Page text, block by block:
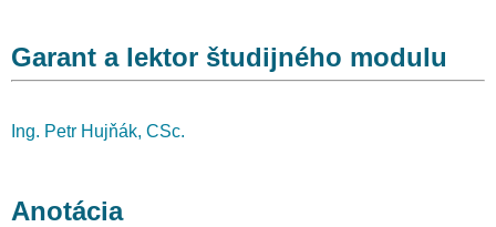
Garant a lektor študijného modulu
Ing. Petr Hujňák, CSc.
Anotácia